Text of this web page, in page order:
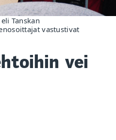
Tanskan
vastustivat
vei